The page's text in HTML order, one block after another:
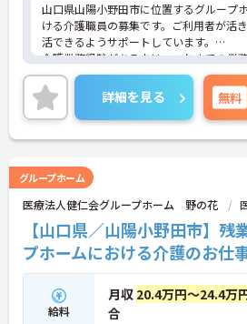
山口県山陽小野田市に位置するグループ
ける介護職員の募集です。ご利用者が活
活できるようサポートしています。
介護業務経験がある方は、これまでの業
かしながら就業できる環境です。ご利用
って介護サービスを提供を行っていただけ
集しています。
ご興味のある方には、面接対策ポイント
に詳細をお話しいたしますのでお気軽に
詳細を見る 無料
グループホーム
医療法人健仁会グループホーム 野の花
【山口県／山陽小野田市】
プホームにおける介護のお仕
給料
月収 20.4万円～24.4万
合